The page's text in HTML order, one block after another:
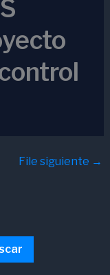
File siguiente →